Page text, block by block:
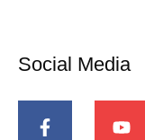
Social Media